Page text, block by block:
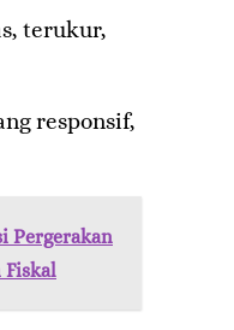
terukur,
responsif,
Pergerakan
Fiskal